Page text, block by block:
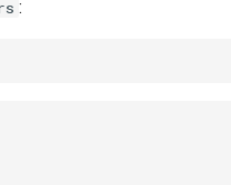
: